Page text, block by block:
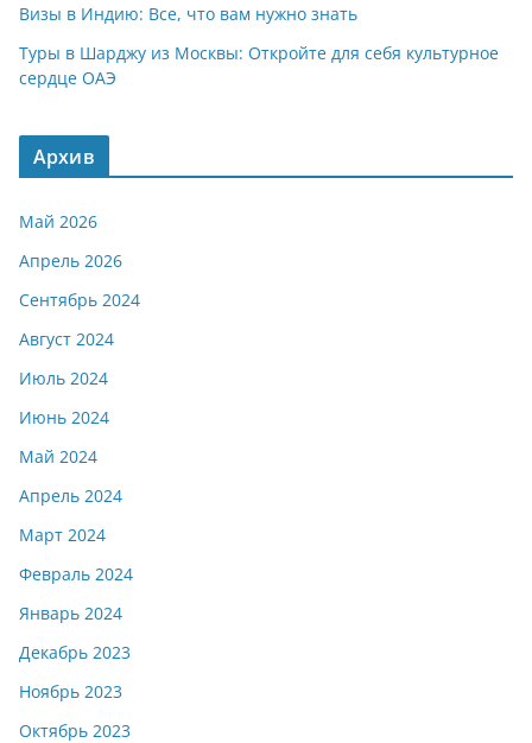
Визы в Индию: Все, что вам нужно знать
Туры в Шарджу из Москвы: Откройте для себя культурное
сердце ОАЭ
Архив
Май 2026
Апрель 2026
Сентябрь 2024
Август 2024
Июль 2024
Июнь 2024
Май 2024
Апрель 2024
Март 2024
Февраль 2024
Январь 2024
Декабрь 2023
Ноябрь 2023
Октябрь 2023